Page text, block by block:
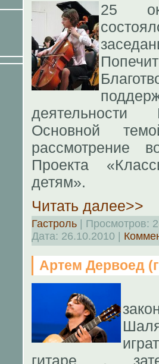
25
деятельности
Основной
рассмотрение
Проекта
детям».
Читать далее>>
Гастроль | Просмотров:
Дата: 26.10.2010 |
Артем Дервоед
гитаре ,